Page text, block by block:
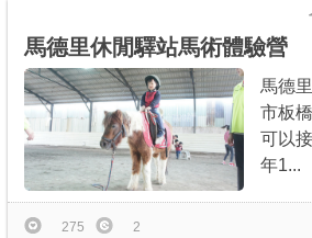
馬德里休閒驛站馬術體驗營
馬德
市板
可以
年1...
275 2